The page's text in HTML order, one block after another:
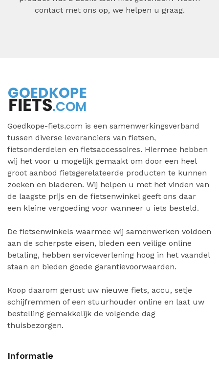
contact met ons op, we helpen u graag.
Goedkope-fiets.com is een samenwerkingsverband
tussen diverse leveranciers van fietsen,
fietsonderdelen en fietsaccessoires. Hiermee hebben
wij het voor u mogelijk gemaakt om door een heel
groot aanbod fietsgerelateerde producten te kunnen
zoeken en bladeren. Wij helpen u met het vinden van
de laagste prijs en de fietsenwinkel geeft ons daar
een kleine vergoeding voor wanneer u iets besteld.
De fietsenwinkels waarmee wij samenwerken voldoen
aan de scherpste eisen, bieden een veilige online
betaling, hebben serviceverlening hoog in het vaandel
staan en bieden goede garantievoorwaarden.
Koop daarom gerust uw nieuwe fiets, accu, setje
schijfremmen of een stuurhouder online en laat uw
bestelling gemakkelijk de volgende dag
thuisbezorgen.
Informatie